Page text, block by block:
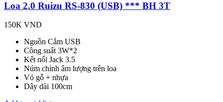
Loa 2.0 Ruizu RS-830 (USB) *** BH 3T
150K VND
Nguồn Cắm USB
Công suất 3W*2
Kết nối Jack 3.5
Núm chỉnh âm lượng trên loa
Vỏ gỗ + nhựa
Dây dài 100cm